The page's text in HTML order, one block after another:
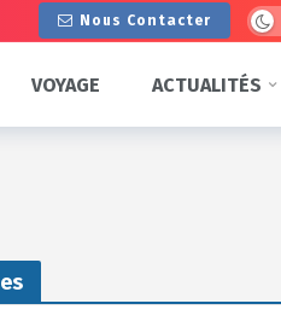
Nous Contacter Dark
VOYAGE ACTUALITÉS